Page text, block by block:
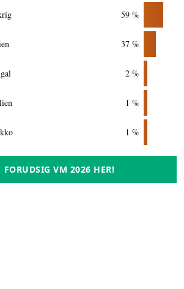
59 %
37 %
2 %
1 %
1 %
FORUDSIG VM 2026 HER!